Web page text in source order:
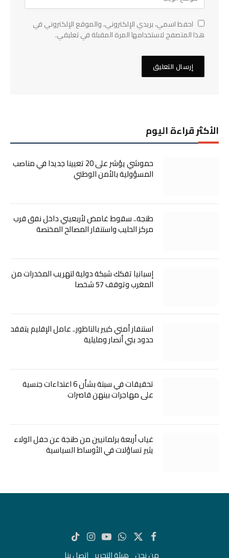
احفظ اسمي، بريدي الإلكتروني، والموقع الإلكتروني في
هذا المتصفح لاستخدامها المرة المقبلة في تعليقي.
الأكثر قراءة اليوم
حموشي يؤشر على 20 تعيينا جديدا في مناصب
المسؤولية بالأمن الوطني
طنجة.. سقوط غامض لأربعيني داخل نفق قرب
مركز الحليب واستنفار المصالح المختصة
إسبانيا تفكك شبكة دولية لتهريب المخدرات من
المغرب وتوقف 57 شخصا
استنفار أمني كبير بالناظور.. عامل الإقليم يتفقد
حدود بني أنصار ومليلية
تحقيقات في سبتة بشأن 6 اعتداءات جنسية
على مهاجرات بينهن قاصرات
غياب أربعة برلمانيين من طنجة عن حفل الولاء
يثير تساؤلات في الأوساط السياسية
فيسبوك
X
(Twitter)
واتسابيوتيوبالانستغرامتيكتوك